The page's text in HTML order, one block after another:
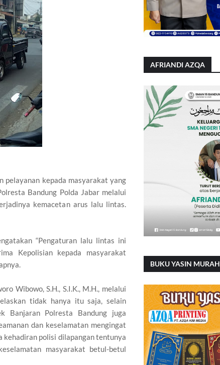
pelayanan kepada masyarakat yang
Bandung Polda Jabar melalui
kemacetan arus lalu lintas.
“Pengaturan lalu lintas ini
Kepolisian kepada masyarakat
Wibowo, S.H., S.I.K., M.H., melalui
tidak hanya itu saja, selain
Banjaran Polresta Bandung juga
dan keselamatan mengingat
kehadiran polisi dilapangan tentunya
masyarakat betul-betul
AFRIANDI AZQA
BUKU YASIN MURAH